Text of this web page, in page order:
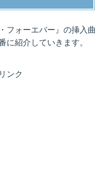
フォーエバー』の挿入曲
に紹介していきます。
ンク